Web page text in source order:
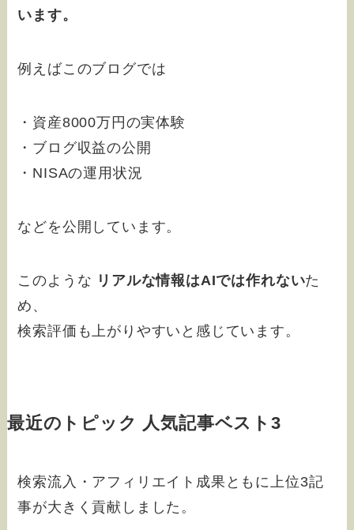
います。
例えばこのブログでは
・資産8000万円の実体験
・ブログ収益の公開
・NISAの運用状況
などを公開しています。
このような リアルな情報はAIでは作れないた
め、
検索評価も上がりやすいと感じています。
最近のトピック 人気記事ベスト3
検索流入・アフィリエイト成果ともに上位3記
事が大きく貢献しました。